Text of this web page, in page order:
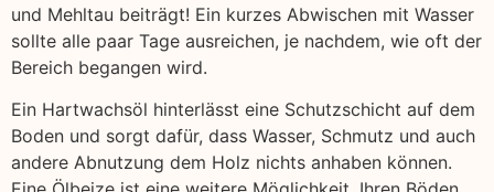
und Mehltau beiträgt! Ein kurzes Abwischen mit Wasser
sollte alle paar Tage ausreichen, je nachdem, wie oft der
Bereich begangen wird.
Ein Hartwachsöl hinterlässt eine Schutzschicht auf dem
Boden und sorgt dafür, dass Wasser, Schmutz und auch
andere Abnutzung dem Holz nichts anhaben können.